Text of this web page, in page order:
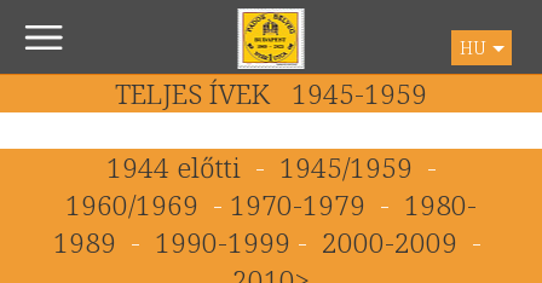
HU
TELJES ÍVEK 1945-1959
1944 előtti- 1945/1959 -
1960/1969 - 1970-1979 - 1980-
1989 - 1990-1999 - 2000-2009 -